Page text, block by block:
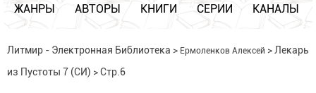
ЖАНРЫ АВТОРЫ КНИГИ СЕРИИ КАНАЛЫ
Литмир - Электронная Библиотека > Ермоленков Алексей > Лекарь
из Пустоты 7 (СИ) >Стр.6